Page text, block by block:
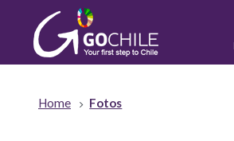
Home Fotos